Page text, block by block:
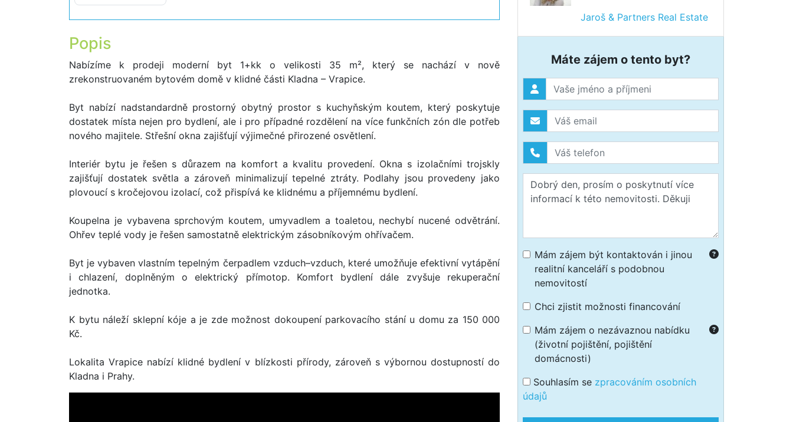
Popis
Nabízíme k prodeji moderní byt 1+kk o velikosti 35 m², který se nachází v nově
zrekonstruovaném bytovém domě v klidné části Kladna – Vrapice.
Byt nabízí nadstandardně prostorný obytný prostor s kuchyňským koutem, který poskytuje
dostatek místa nejen pro bydlení, ale i pro případné rozdělení na více funkčních zón dle potřeb
nového majitele. Střešní okna zajišťují výjimečné přirozené osvětlení.
Interiér bytu je řešen s důrazem na komfort a kvalitu provedení. Okna s izolačními trojskly
zajišťují dostatek světla a zároveň minimalizují tepelné ztráty. Podlahy jsou provedeny jako
plovoucí s kročejovou izolací, což přispívá ke klidnému a příjemnému bydlení.
Koupelna je vybavena sprchovým koutem, umyvadlem a toaletou, nechybí nucené odvětrání.
Ohřev teplé vody je řešen samostatně elektrickým zásobníkovým ohřívačem.
Byt je vybaven vlastním tepelným čerpadlem vzduch–vzduch, které umožňuje efektivní vytápění
i chlazení, doplněným o elektrický přímotop. Komfort bydlení dále zvyšuje rekuperační
jednotka.
K bytu náleží sklepní kóje a je zde možnost dokoupení parkovacího stání u domu za 150 000
Kč.
Lokalita Vrapice nabízí klidné bydlení v blízkosti přírody, zároveň s výbornou dostupností do
Kladna i Prahy.
Jaroš & Partners Real Estate
Máte zájem o tento byt?
Mám zájem být kontaktován i jinou
realitní kanceláří s podobnou
nemovitostí
Chci zjistit možnosti financování
Mám zájem o nezávaznou nabídku
(životní pojištění, pojištění
domácnosti)
Souhlasím se zpracováním osobních
údajů